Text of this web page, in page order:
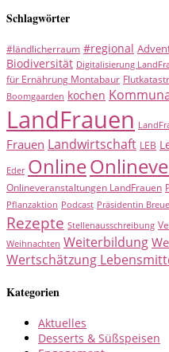
Schlagwörter
#ländlicherraum #regional
Biodiversität Digitalisierung
für Ernährung Montabaur
Boomgaarden kochen
LandFrauen
Frauen Landwirtschaft LEB
Eder Online
Onlineveranstaltungen LandFrauen
Pflanzaktion Podcast Präsidentin
Rezepte Stellenausschreibung
Weihnachten Weiterbildung
Wertschätzung
Kategorien
Aktuelles
Desserts & Süßspeisen